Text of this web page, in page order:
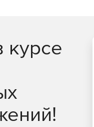
и служб для
курсе